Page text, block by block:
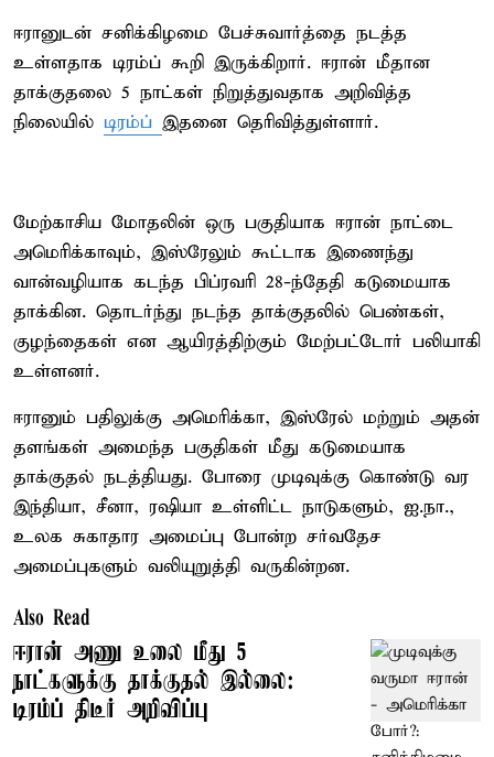
ஈரானுடன் சனிக்கிழமை பேச்சுவார்த்தை நடத்த
உள்ளதாக டிரம்ப் கூறி இருக்கிறார். ஈரான் மீதான
தாக்குதலை 5 நாட்கள் நிறுத்துவதாக அறிவித்த
நிலையில் டிரம்ப் இதனை தெரிவித்துள்ளார்.
மேற்காசிய மோதலின் ஒரு பகுதியாக ஈரான் நாட்டை
அமெரிக்காவும், இஸ்ரேலும் கூட்டாக இணைந்து
வான்வழியாக கடந்த பிப்ரவரி 28-ந்தேதி கடுமையாக
தாக்கின. தொடர்ந்து நடந்த தாக்குதலில் பெண்கள்,
குழந்தைகள் என ஆயிரத்திற்கும் மேற்பட்டோர் பலியாகி
உள்ளனர்.
ஈரானும் பதிலுக்கு அமெரிக்கா, இஸ்ரேல் மற்றும் அதன்
தளங்கள் அமைந்த பகுதிகள் மீது கடுமையாக
தாக்குதல் நடத்தியது. போரை முடிவுக்கு கொண்டு வர
இந்தியா, சீனா, ரஷியா உள்ளிட்ட நாடுகளும், ஐ.நா.,
உலக சுகாதார அமைப்பு போன்ற சர்வதேச
அமைப்புகளும் வலியுறுத்தி வருகின்றன.
Also Read
ஈரான் அணு உலை மீது 5
நாட்களுக்கு தாக்குதல் இல்லை:
டிரம்ப் திடீர் அறிவிப்பு